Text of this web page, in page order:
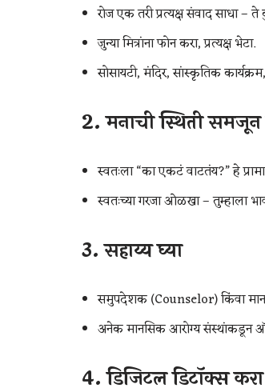
रोज एक तरी प्रत्यक्ष संवाद साधा –
जुन्या मित्रांना फोन करा, प्रत्यक्ष भेटा.
सोसायटी, मंदिर, सांस्कृतिक
2.मनाची स्थिती समजून
स्वतःला “का एकटं वाटतंय?” हे
स्वतःच्या गरजा ओळखा – तुम्हाला
3.सहाय्य घ्या
समुपदेशक (Counselor) किंवा
अनेक मानसिक आरोग्य संस्थांकडून
4.डिजिटल डिटॉक्स करा